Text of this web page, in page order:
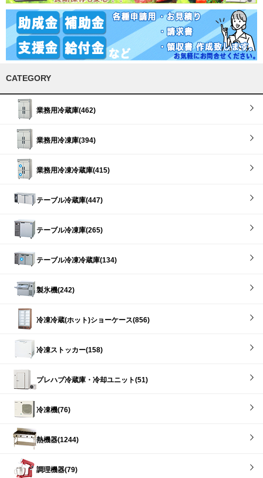
CATEGORY
業務用冷蔵庫(462)
業務用冷凍庫(394)
業務用冷凍冷蔵庫(415)
テーブル冷蔵庫(447)
テーブル冷凍庫(265)
テーブル冷凍冷蔵庫(134)
製氷機(242)
冷凍冷蔵(ホット)ショーケース(856)
冷凍ストッカー(158)
プレハブ冷蔵庫・冷却ユニット(51)
冷凍機(76)
熱機器(1244)
調理機器(79)